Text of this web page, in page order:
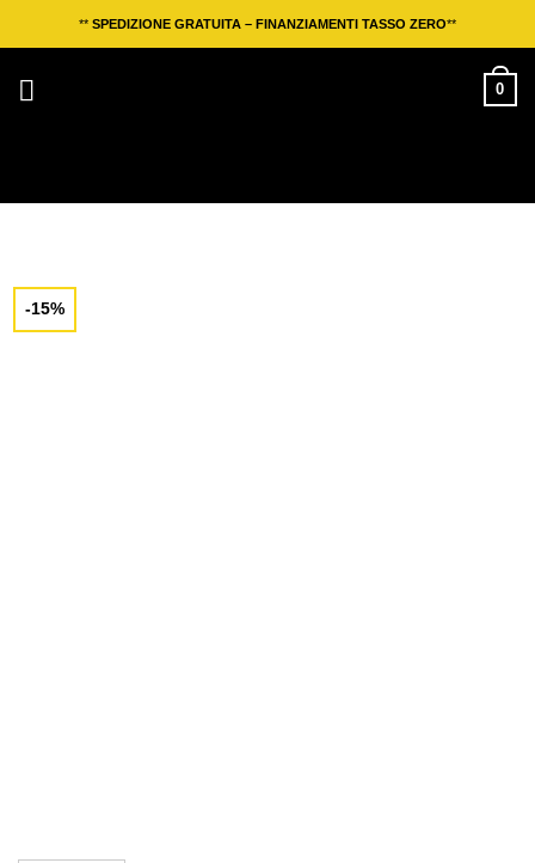
ai
** SPEDIZIONE GRATUITA – FINANZIAMENTI TASSO ZERO**
0
-15%